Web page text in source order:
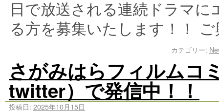
日で放送される連続ドラマ
る方を募集いたします！！
カテゴリー:
さがみはらフィルムコ
twitter）で発信中！！
投稿日: 2025年10月15日